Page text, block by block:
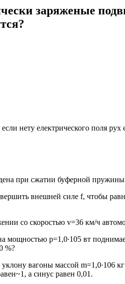
заряженые
нету електрического поля
при сжатии буферной
внешней силе f, чтобы
со скоростью v=36 км/ч
мощностью р=1,0∙105 вт
%?
уклону вагоны массой m=1,0∙106
а синус равен 0,01.